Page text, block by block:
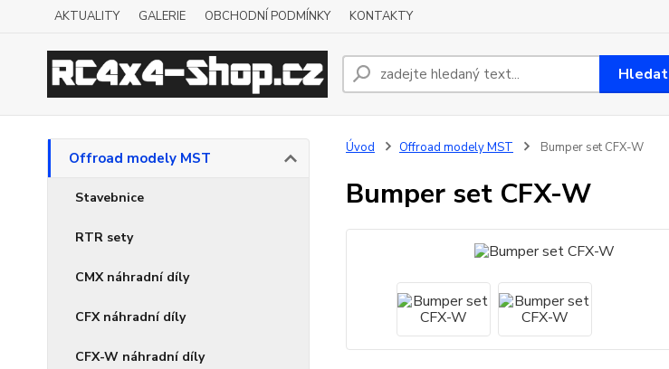
AKTUALITY GALERIE OBCHODNÍ PODMÍNKY KONTAKTY
Hledat
Offroad modely MST
Stavebnice
RTR sety
CMX náhradní díly
CFX náhradní díly
CFX-W náhradní díly
Úvod Offroad modely MST Bumper set CFX-W
Bumper set CFX-W